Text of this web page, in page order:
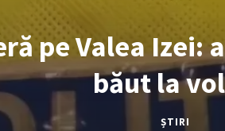
pe Valea Izei:
băut la
ȘTIRI